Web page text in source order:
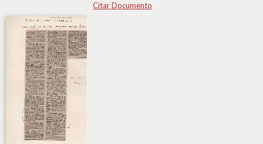
Citar Documento